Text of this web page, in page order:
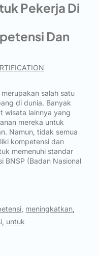
Pekerja Di
Dan
salah satu
di dunia. Banyak
wisata lainnya yang
mereka untuk
Namun, tidak semua
kompetensi dan
memenuhi standar
BNSP (Badan Nasional
, meningkatkan,
, untuk